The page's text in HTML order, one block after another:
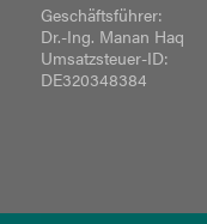
Geschäftsführer:
Dr.-Ing. Manan Haq
Umsatzsteuer-ID:
DE320348384